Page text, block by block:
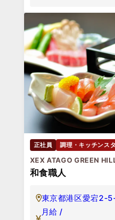
正社員 調理・キッチンス
XEX ATAGO GREEN
和食職人
東京都港区愛宕2-
月給 /